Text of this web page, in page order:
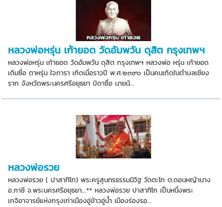
หลวงพ่อหรุ่น เก้ายอด วัดอัมพวัน ดุสิต กรุงเทพฯ
หลวงพ่อหรุ่น เก้ายอด วัดอัมพวัน ดุสิต กรุงเทพฯ หลวงพ่อ หรุ่น เก้ายอด
เดิมซื่อ ตาหรุ่น ใจภารา เกิดเมื่อราวปี พ.ศ.๒๓๙๐ เป็นคนเกิดในตำบลเชียง
ราก จังหวัดพระนครศรีอยุธยา บิดาซื่อ นายน้...
หลวงพ่อรวย
หลวงพ่อรวย ( ปาสาทิโก) พระครูสุนทรธรรมนิวิฐ วัดตะโก ต.ดอนหญ้านาง
อ.ภาชี จ.พระนครศรีอยุธยา...** หลวงพ่อรวย ปาสาทิโก เป็นหนึ่งพระ
เกจิอาจารย์แห่งกรุงเก่าเมืองอู่ข้าวอู่น้ำ เมืองร่องรอ...